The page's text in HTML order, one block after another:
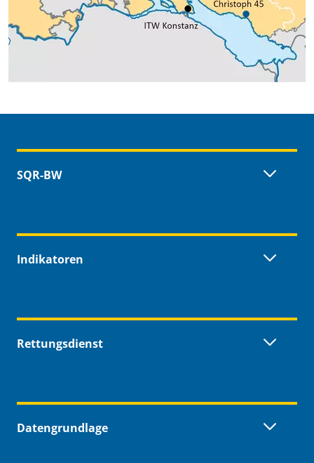
Inhaltsübersicht
SQR-BW
Indikatoren
Rettungsdienst
Datengrundlage